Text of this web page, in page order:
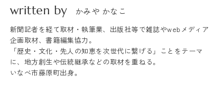
written by かみや かなこ
新聞記者を経て取材・執筆業、出版社等で雑誌やwebメディア
企画取材、書籍編集協力。
「歴史・文化・先人の知恵を次世代に繋げる」ことをテーマ
に、地方創生や伝統継承などの取材を重ねる。
いなべ市藤原町出身。